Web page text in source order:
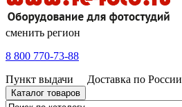
сменить регион
8 800 770-73-88
Пункт выдачи
Доставка по России
Каталог товаров